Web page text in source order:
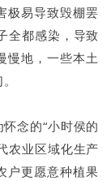
极易导致毁棚罢
全都感染，导致
慢地，一些本土
念的“小时侯的
农业区域化生产
户更愿意种植果